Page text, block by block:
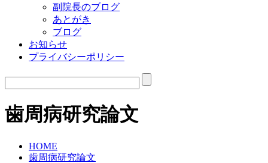
副院長のブログ
あとがき
ブログ
お知らせ
プライバシーポリシー
歯周病研究論文
HOME
歯周病研究論文